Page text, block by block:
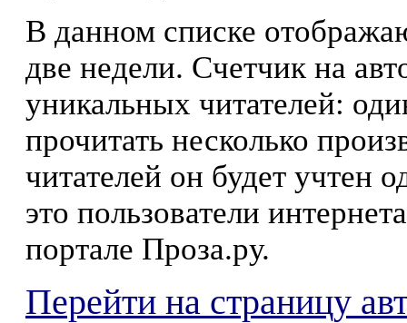
В данном списке
две недели. Счетчик на
уникальных читателей:
прочитать несколько
читателей он будет учтен
это пользователи
портале Проза.ру.
Перейти на страницу